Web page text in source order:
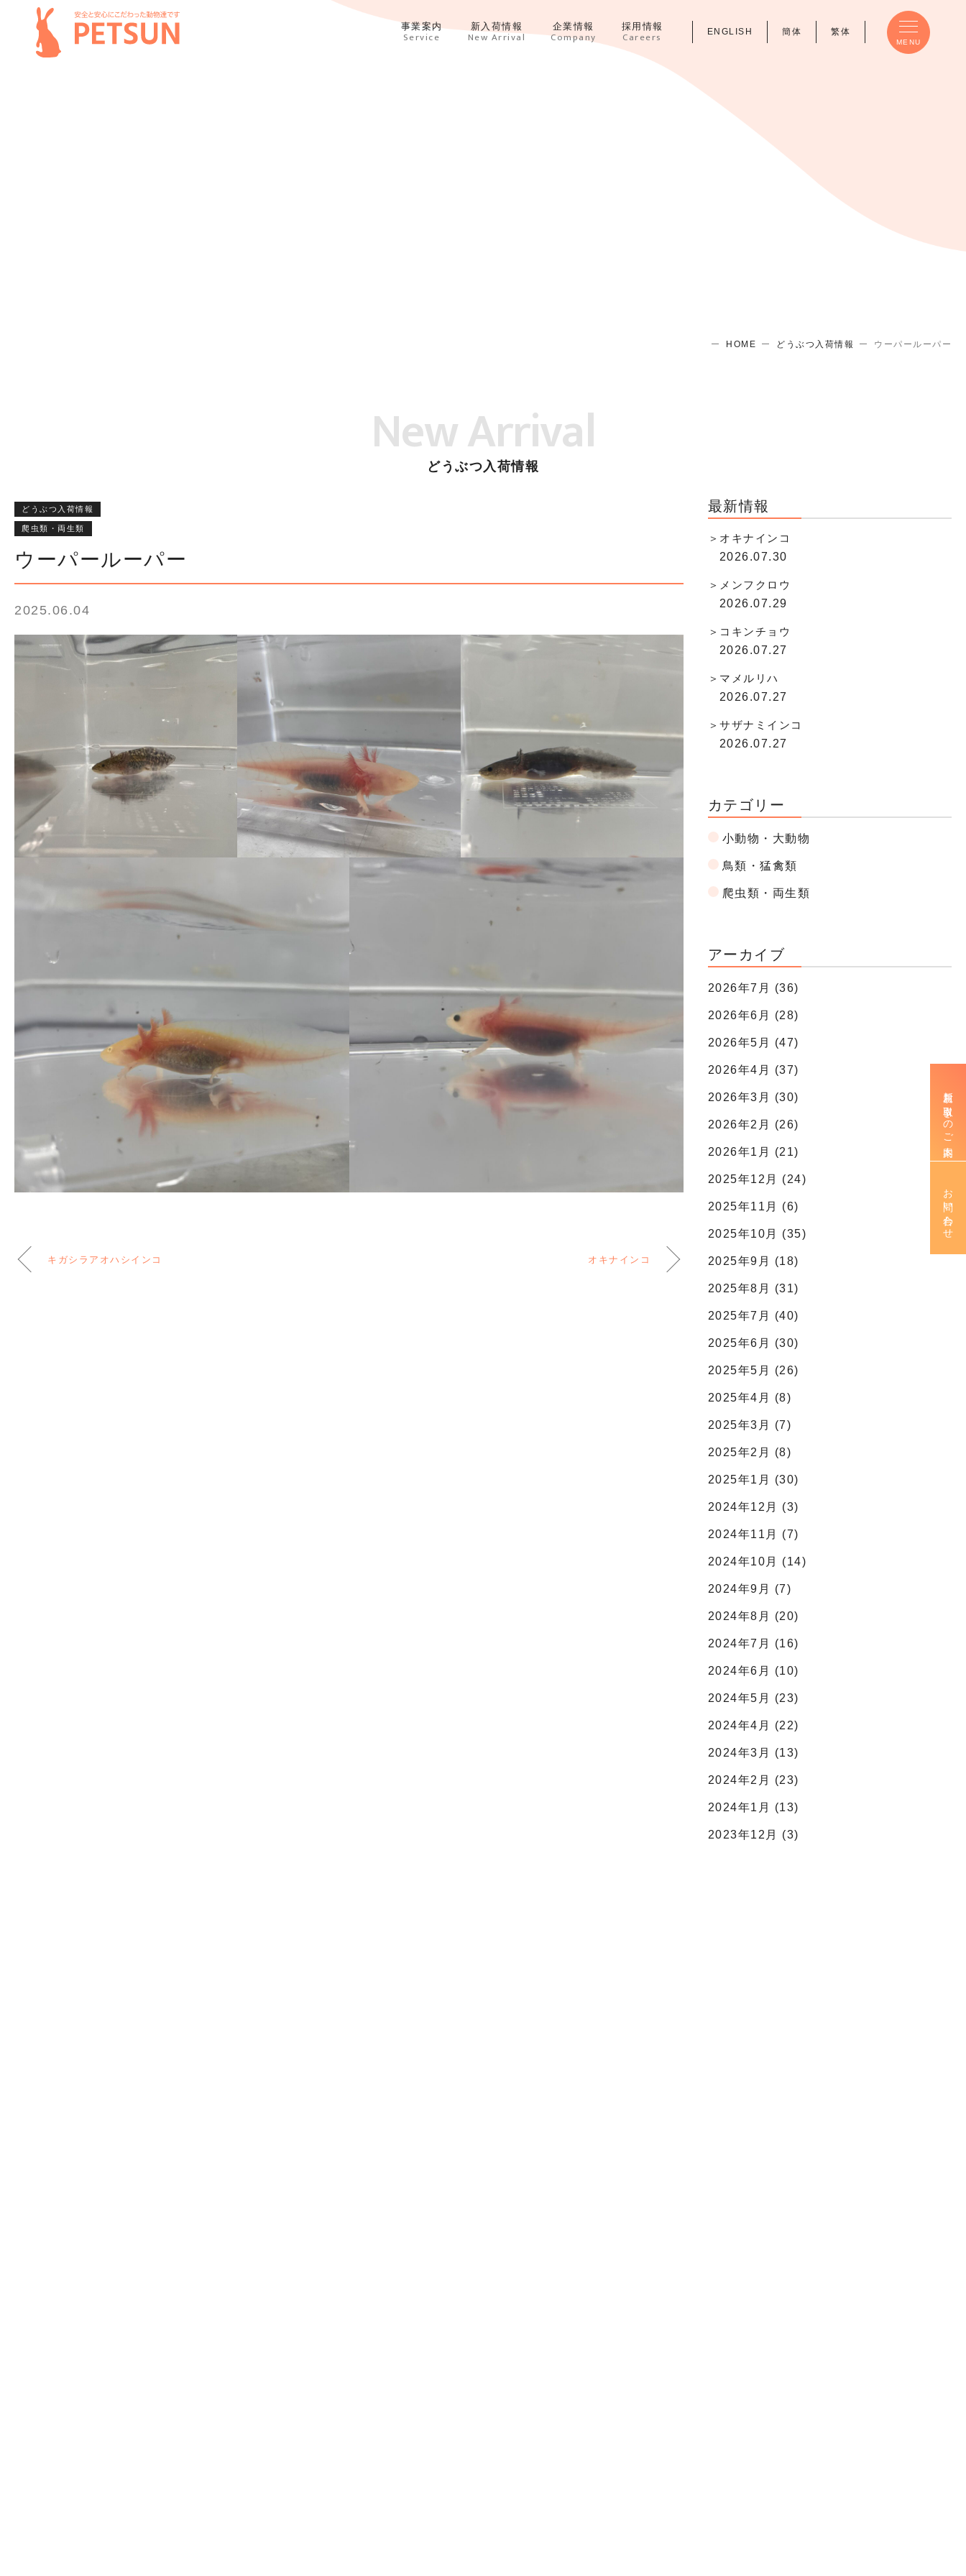
事業案内
Service
新入荷情報
New Arrival
企業情報
Company
採用情報
Careers ENGLISH 簡体 繁体
MENU
HOME どうぶつ入荷情報 ウーパールーパー
New Arrival
どうぶつ入荷情報
どうぶつ入荷情報
爬虫類・両生類
ウーパールーパー
2025.06.04
キガシラアオハシインコ オキナインコ
最新情報
オキナインコ
2026.07.30
メンフクロウ
2026.07.29
コキンチョウ
2026.07.27
マメルリハ
2026.07.27
サザナミインコ
2026.07.27
カテゴリー
小動物・大動物
鳥類・猛禽類
爬虫類・両生類
アーカイブ
2026年7月 (36)
2026年6月 (28)
2026年5月 (47)
2026年4月 (37)
2026年3月 (30)
2026年2月 (26)
2026年1月 (21)
2025年12月 (24)
2025年11月 (6)
2025年10月 (35)
2025年9月 (18)
2025年8月 (31)
2025年7月 (40)
2025年6月 (30)
2025年5月 (26)
2025年4月 (8)
2025年3月 (7)
2025年2月 (8)
2025年1月 (30)
2024年12月 (3)
2024年11月 (7)
2024年10月 (14)
2024年9月 (7)
2024年8月 (20)
2024年7月 (16)
2024年6月 (10)
2024年5月 (23)
2024年4月 (22)
2024年3月 (13)
2024年2月 (23)
2024年1月 (13)
2023年12月 (3)
新規お取引きのご案内
お問い合わせ